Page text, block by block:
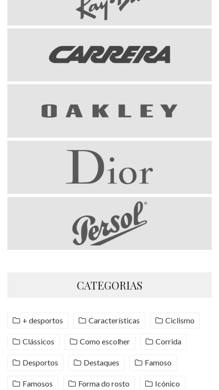
CATEGORIAS
+ desportos Características Ciclismo
Clássicos Como escolher Corrida
Desportos Destaques Famoso
Famosos Forma do rosto Icónico